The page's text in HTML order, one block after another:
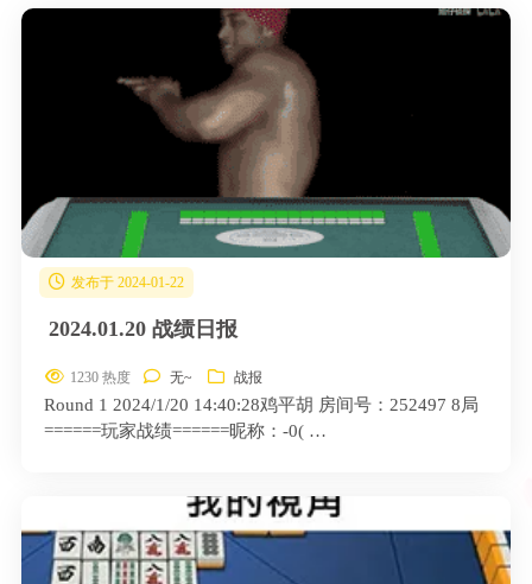
发布于 2024-01-22
2024.01.20 战绩日报
1230 热度 无~ 战报
Round 1 2024/1/20 14:40:28鸡平胡 房间号：252497 8局
======玩家战绩======昵称：-0( …